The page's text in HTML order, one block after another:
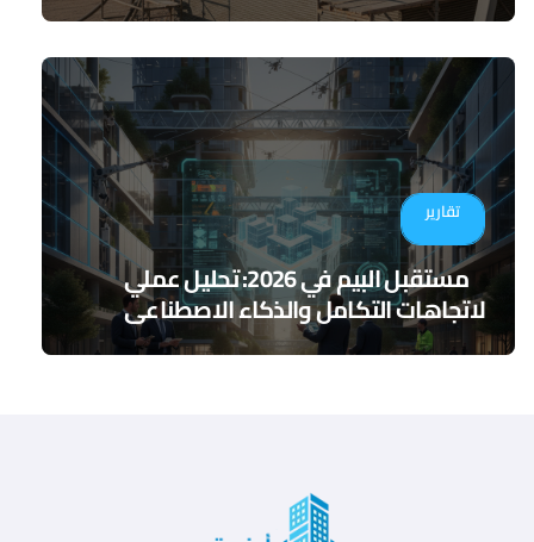
تقارير
مستقبل البيم في 2026: تحليل عملي
لاتجاهات التكامل والذكاء الاصطناعي